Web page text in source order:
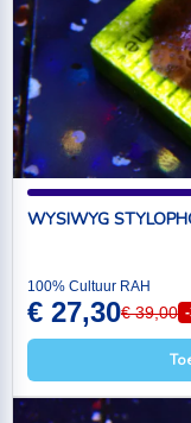
WYSIWYG
100% Cultuur RAH
€ 27,30€ 39,00